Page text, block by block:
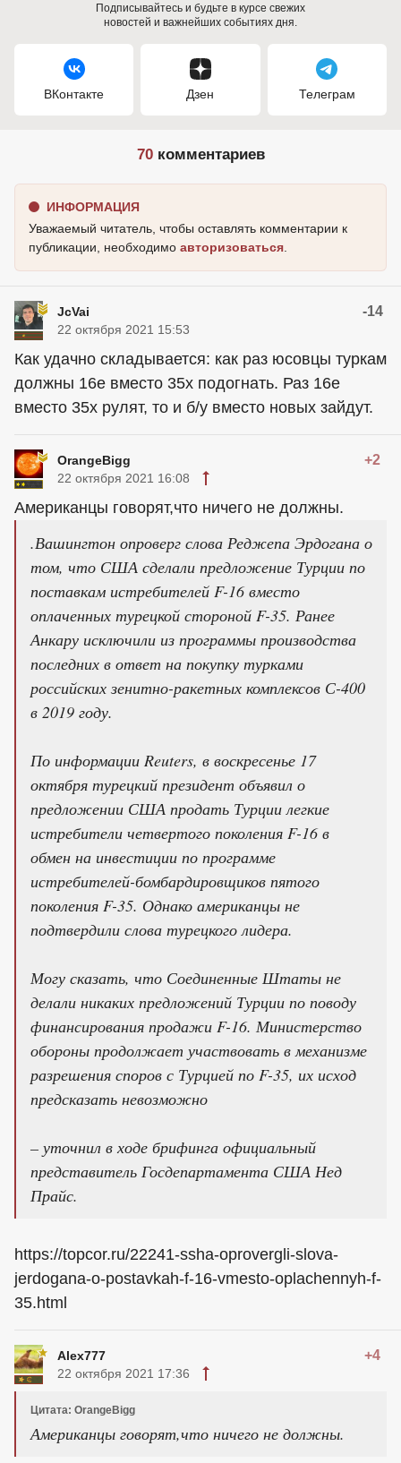
Подписывайтесь и будьте в курсе свежих
новостей и важнейших событиях дня.
ВКонтакте Дзен Телеграм
70комментариев
ИНФОРМАЦИЯ
Уважаемый читатель, чтобы оставлять комментарии к
публикации, необходимо авторизоваться
JcVai -14
22 октября 2021 15:53
Как удачно складывается: как раз юсовцы туркам
должны 16е вместо 35х подогнать. Раз 16е
вместо 35х рулят, то и б/у вместо новых зайдут.
OrangeBigg +2
22 октября 2021 16:08
Американцы говорят,что ничего не должны.
.Вашингтон опроверг слова Реджепа Эрдогана о
том, что США сделали предложение Турции по
поставкам истребителей F-16 вместо
оплаченных турецкой стороной F-35. Ранее
Анкару исключили из программы производства
последних в ответ на покупку турками
российских зенитно-ракетных комплексов С-400
в 2019 году.
По информации Reuters, в воскресенье 17
октября турецкий президент объявил о
предложении США продать Турции легкие
истребители четвертого поколения F-16 в
обмен на инвестиции по программе
истребителей-бомбардировщиков пятого
поколения F-35. Однако американцы не
подтвердили слова турецкого лидера.
Могу сказать, что Соединенные Штаты не
делали никаких предложений Турции по поводу
финансирования продажи F-16. Министерство
обороны продолжает участвовать в механизме
разрешения споров с Турцией по F-35, их исход
предсказать невозможно
– уточнил в ходе брифинга официальный
представитель Госдепартамента США Нед
Прайс.
https://topcor.ru/22241-ssha-oprovergli-slova-
jerdogana-o-postavkah-f-16-vmesto-oplachennyh-f-
35.html
Alex777 +4
22 октября 2021 17:36
Цитата: OrangeBigg
Американцы говорят,что ничего не должны.